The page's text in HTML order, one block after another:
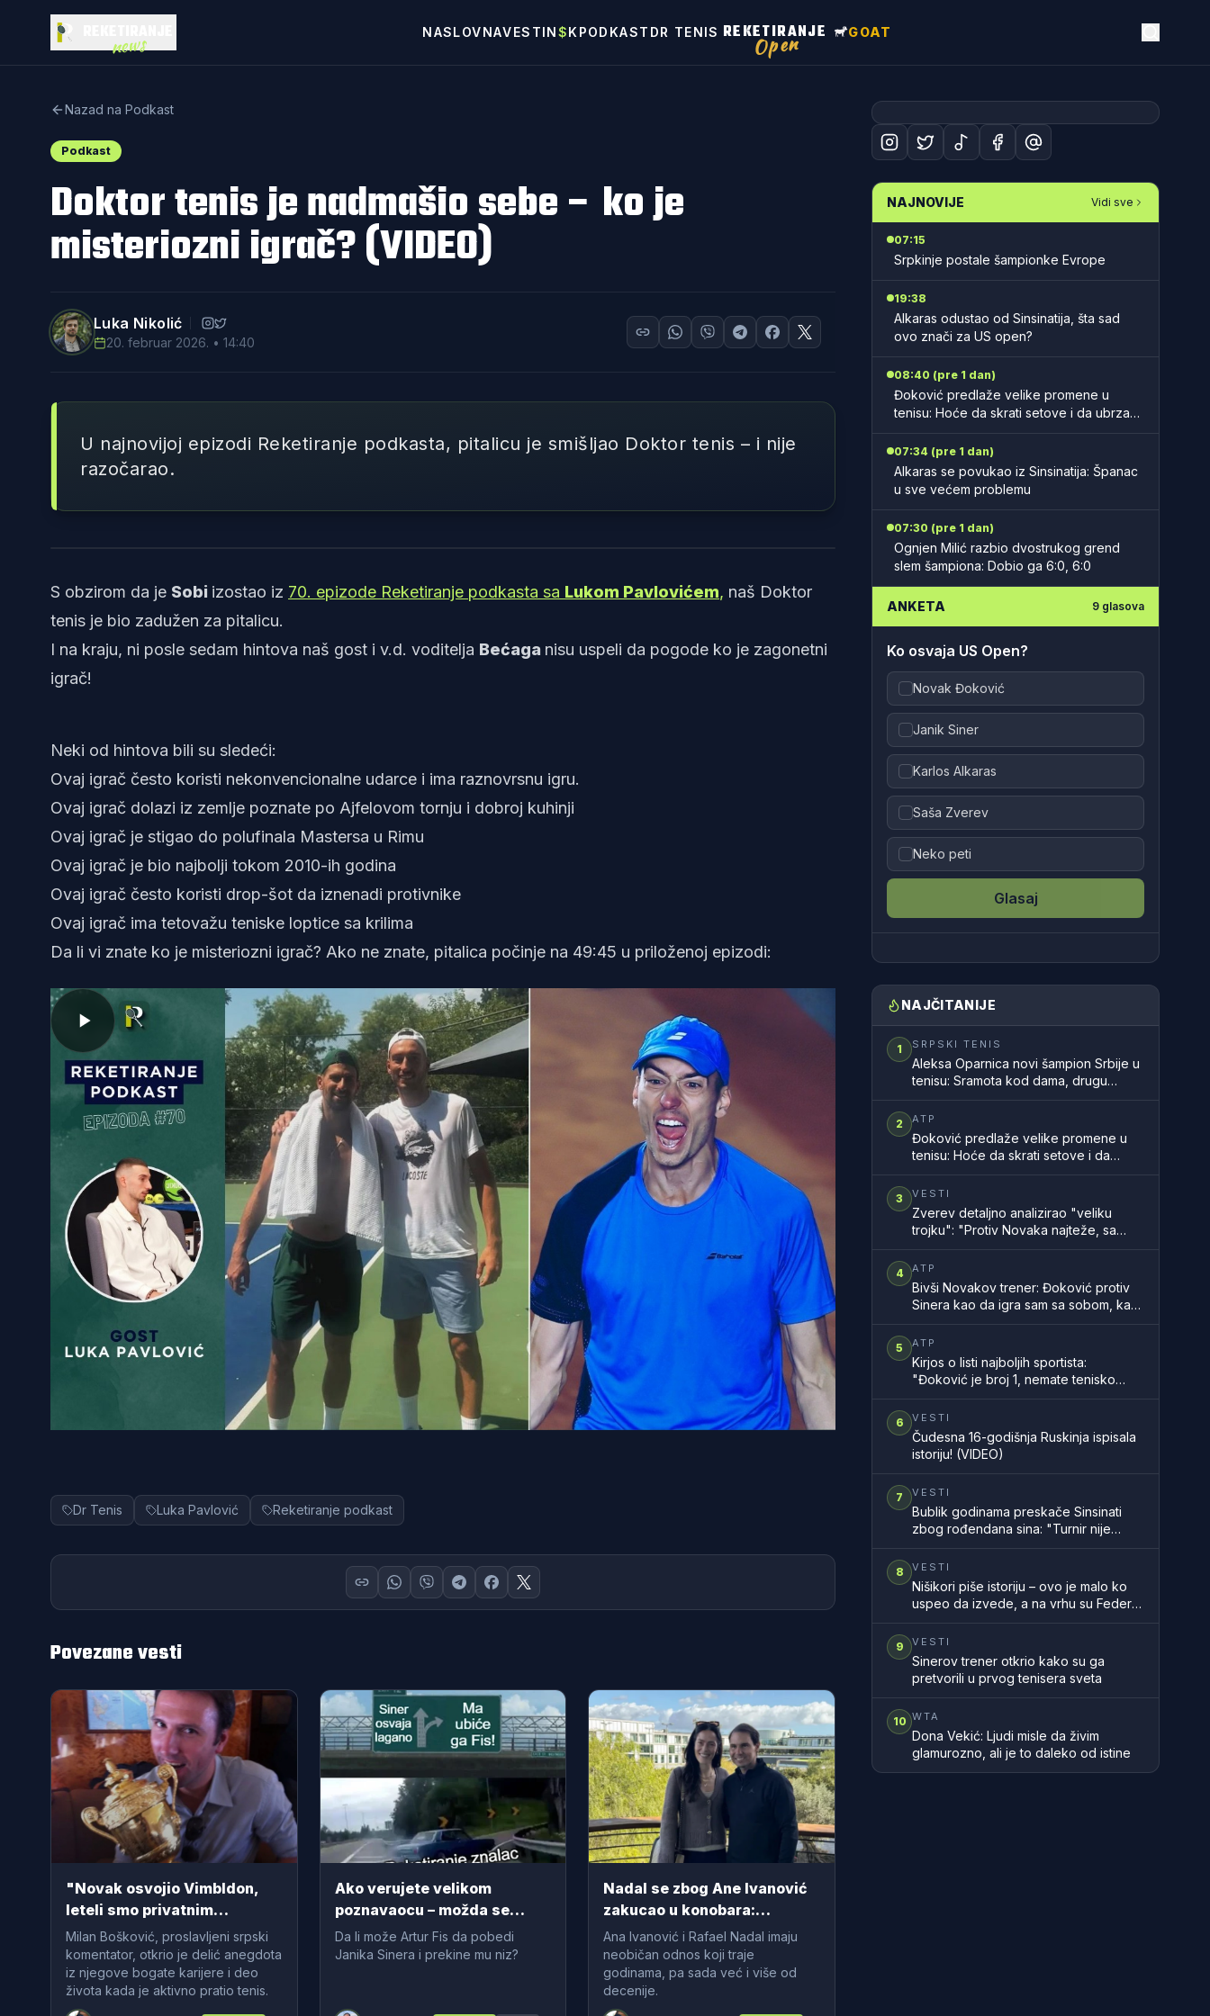
news NASLOVNAVESTIN$K PODKAST DR TENIS REKETIRANJE
Open GOAT
Nazad na Podkast
Podkast
Doktor tenis je nadmašio sebe – ko je
misteriozni igrač? (VIDEO)
Luka Nikolić
20. februar 2026. • 14:40
U najnovijoj epizodi Reketiranje podkasta, pitalicu je smišljao Doktor tenis – i nije
razočarao.
S obzirom da je Sobi izostao iz 70. epizode Reketiranje podkasta sa Lukom Pavlovićem, naš Doktor
tenis je bio zadužen za pitalicu.
I na kraju, ni posle sedam hintova naš gost i v.d. voditelja Bećaga nisu uspeli da pogode ko je zagonetni
igrač!
Neki od hintova bili su sledeći:
Ovaj igrač često koristi nekonvencionalne udarce i ima raznovrsnu igru.
Ovaj igrač dolazi iz zemlje poznate po Ajfelovom tornju i dobroj kuhinji
Ovaj igrač je stigao do polufinala Mastersa u Rimu
Ovaj igrač je bio najbolji tokom 2010-ih godina
Ovaj igrač često koristi drop-šot da iznenadi protivnike
Ovaj igrač ima tetovažu teniske loptice sa krilima
Da li vi znate ko je misteriozni igrač? Ako ne znate, pitalica počinje na 49:45 u priloženoj epizodi:
Dr Tenis Luka Pavlović Reketiranje podkast
Povezane vesti
"Novak osvojio Vimbldon,
leteli smo privatnim
avionom": Milan Bošković
otkrio kako je stajati sa Kejt
Midlton VIDEO
Milan Bošković, proslavljeni srpski
komentator, otkrio je delić anegdota
iz njegove bogate karijere i deo
života kada je aktivno pratio tenis.
Ako verujete velikom
poznavaocu – možda se
oparite i budete faca! Ili će
vam se ipak smejati...
Da li može Artur Fis da pobedi
Janika Sinera i prekine mu niz?
Nadal se zbog Ane Ivanović
zakucao u konobara:
Urnebesna anegdota dosad
bila nepoznata VIDEO
Ana Ivanović i Rafael Nadal imaju
neobičan odnos koji traje
godinama, pa sada već i više od
decenije.
NAJNOVIJE Vidi sve
07:15
Srpkinje postale šampionke Evrope
19:38
Alkaras odustao od Sinsinatija, šta sad
ovo znači za US open?
08:40 (pre 1 dan)
Đoković predlaže velike promene u
tenisu: Hoće da skrati setove i da ubrza
07:34 (pre 1 dan)
Alkaras se povukao iz Sinsinatija: Španac
u sve većem problemu
07:30 (pre 1 dan)
Ognjen Milić razbio dvostrukog grend
slem šampiona: Dobio ga 6:0, 6:0
ANKETA 9 glasova
Ko osvaja US Open?
Novak Đoković
Janik Siner
Karlos Alkaras
Saša Zverev
Neko peti
Glasaj
NAJČITANIJE
1 SRPSKI TENIS
Aleksa Oparnica novi šampion Srbije u
tenisu: Sramota kod dama, drugu
zemlje
2 ATP
Đoković predlaže velike promene u
tenisu: Hoće da skrati setove i da
3 VESTI
Zverev detaljno analizirao "veliku
trojku": "Protiv Novaka najteže, sa
4 ATP
Bivši Novakov trener: Đoković protiv
Sinera kao da igra sam sa sobom, kao
5 ATP
Kirjos o listi najboljih sportista:
"Đoković je broj 1, nemate tenisko
6 VESTI
Čudesna 16-godišnja Ruskinja ispisala
istoriju! (VIDEO)
7 VESTI
Bublik godinama preskače Sinsinati
zbog rođendana sina: "Turnir nije
8 VESTI
Nišikori piše istoriju – ovo je malo ko
uspeo da izvede, a na vrhu su Federer
9 VESTI
Sinerov trener otkrio kako su ga
pretvorili u prvog tenisera sveta
10 WTA
Dona Vekić: Ljudi misle da živim
glamurozno, ali je to daleko od istine